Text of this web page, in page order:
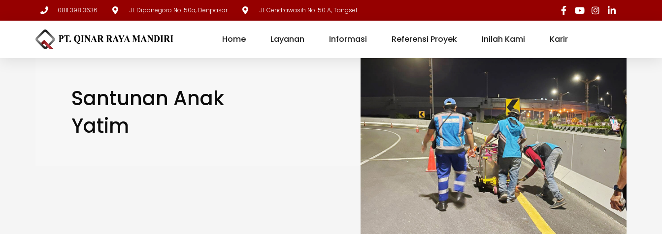
0811 398 3636 Jl. Diponegoro No. 50a, Denpasar Jl. Cendrawasih No. 50 A, Tangsel
Home Layanan Informasi Referensi Proyek Inilah Kami Karir
Santunan Anak
Yatim